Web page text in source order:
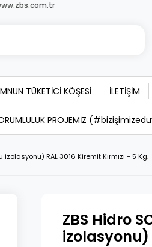
TÜKETİCİ KÖŞESİ İLETİŞİM
PROJEMİZ
RAL 3016 Kiremit Kırmızı - 5 Kg.
ZBS Hidro
izolasyonu)